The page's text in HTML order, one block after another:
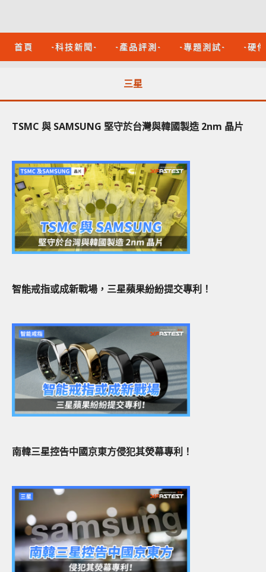
首頁 -科技新聞- -產品評測- -專題測試- -硬
三星
TSMC 與 SAMSUNG 堅守於台灣與韓國製造 2nm 晶片
智能戒指或成新戰場，三星蘋果紛紛提交專利！
南韓三星控告中國京東方侵犯其熒幕專利！